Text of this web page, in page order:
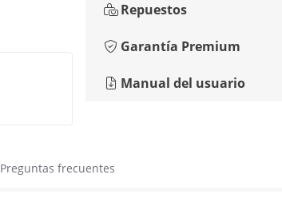
Repuestos
Garantía Premium
Manual del usuario
Preguntas frecuentes